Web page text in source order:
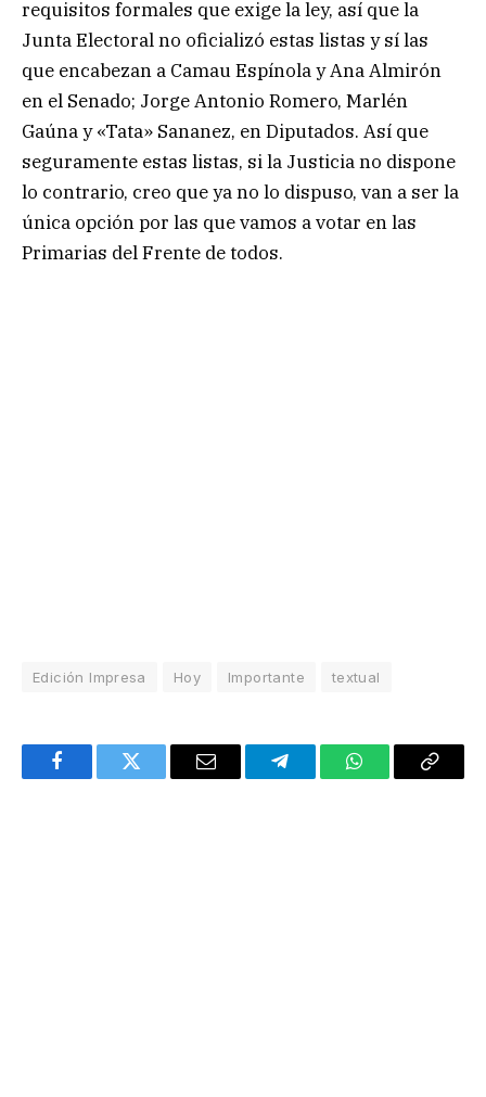
requisitos formales que exige la ley, así que la
Junta Electoral no oficializó estas listas y sí las
que encabezan a Camau Espínola y Ana Almirón
en el Senado; Jorge Antonio Romero, Marlén
Gaúna y «Tata» Sananez, en Diputados. Así que
seguramente estas listas, si la Justicia no dispone
lo contrario, creo que ya no lo dispuso, van a ser la
única opción por las que vamos a votar en las
Primarias del Frente de todos.
Edición Impresa Hoy Importante textual
FacebookTwitter Email TelegramWhatsAppCopy